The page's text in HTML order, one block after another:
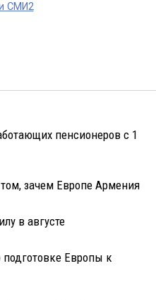
СМИ2
пенсионеров с 1
зачем Европе Армения
в августе
Европы к